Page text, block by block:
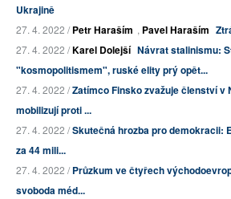
Ukrajině
27. 4. 2022 /Petr Haraším , Pavel Haraším
27. 4. 2022 /Karel Dolejší Návrat stalinismu:
"kosmopolitismem", ruské elity prý opět...
27. 4. 2022 /Zatímco Finsko zvažuje členství v
mobilizují proti ...
27. 4. 2022 /Skutečná hrozba pro demokracii:
za 44 mili...
27. 4. 2022 /Průzkum ve čtyřech
svoboda méd...